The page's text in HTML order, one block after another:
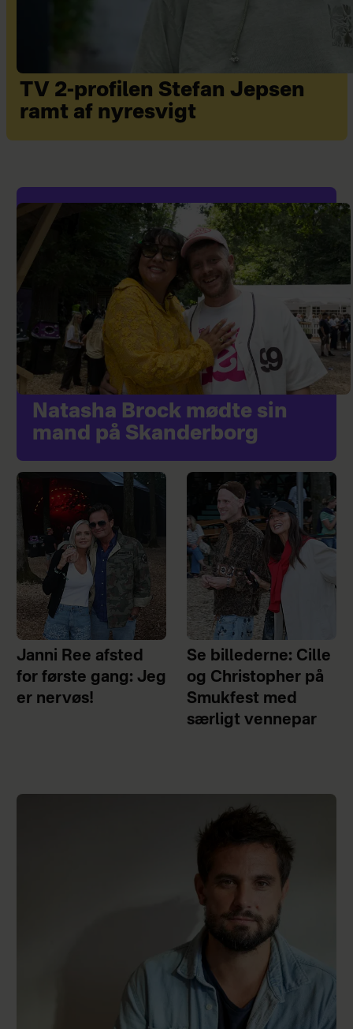
TV 2-profilen Stefan Jepsen
ramt af nyresvigt
Natasha Brock mødte sin
mand på Skanderborg
Janni Ree afsted
for første gang: Jeg
er nervøs!
Se billederne: Cille
og Christopher på
Smukfest med
særligt vennepar